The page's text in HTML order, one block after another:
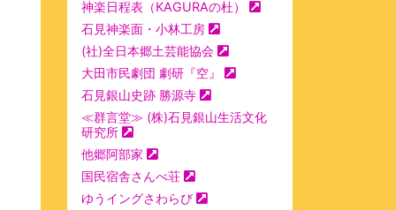
神楽日程表（KAGURAの杜）
石見神楽面・小林工房
(社)全日本郷土芸能協会
大田市民劇団 劇研『空』
石見銀山史跡 勝源寺
≪群言堂≫ (株)石見銀山生活文化
研究所
他郷阿部家
国民宿舎さんべ荘
ゆうイングさわらび